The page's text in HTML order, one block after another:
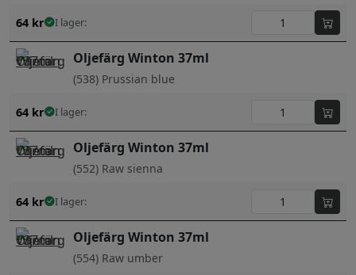
64 kr I lager:
Oljefärg Winton 37ml
(538) Prussian blue
64 kr I lager:
Oljefärg Winton 37ml
(552) Raw sienna
64 kr I lager:
Oljefärg Winton 37ml
(554) Raw umber